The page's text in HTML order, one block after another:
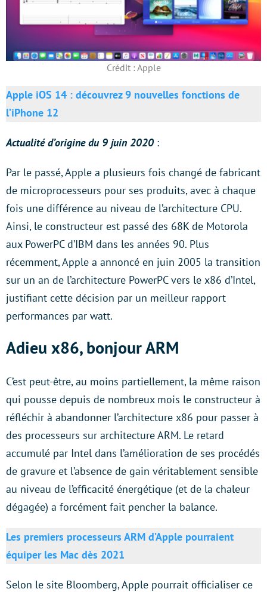
Crédit : Apple
Apple iOS 14 : découvrez 9 nouvelles fonctions de
l’iPhone 12
Actualité d’origine du 9 juin 2020 :
Par le passé, Apple a plusieurs fois changé de fabricant
de microprocesseurs pour ses produits, avec à chaque
fois une différence au niveau de l’architecture CPU.
Ainsi, le constructeur est passé des 68K de Motorola
aux PowerPC d’IBM dans les années 90. Plus
récemment, Apple a annoncé en juin 2005 la transition
sur un an de l’architecture PowerPC vers le x86 d’Intel,
justifiant cette décision par un meilleur rapport
performances par watt.
Adieu x86, bonjour ARM
C’est peut-être, au moins partiellement, la même raison
qui pousse depuis de nombreux mois le constructeur à
réfléchir à abandonner l’architecture x86 pour passer à
des processeurs sur architecture ARM. Le retard
accumulé par Intel dans l’amélioration de ses procédés
de gravure et l’absence de gain véritablement sensible
au niveau de l’efficacité énergétique (et de la chaleur
dégagée) a forcément fait pencher la balance.
Les premiers processeurs ARM d’Apple pourraient
équiper les Mac dès 2021
Selon le site Bloomberg, Apple pourrait officialiser ce